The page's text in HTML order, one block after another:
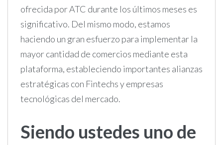
ofrecida por ATC durante los últimos meses es
significativo. Del mismo modo, estamos
haciendo un gran esfuerzo para implementar la
mayor cantidad de comercios mediante esta
plataforma, estableciendo importantes alianzas
estratégicas con Fintechs y empresas
tecnológicas del mercado.
Siendo ustedes uno de